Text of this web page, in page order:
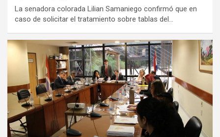
La senadora colorada Lilian Samaniego confirmó que en
caso de solicitar el tratamiento sobre tablas del…